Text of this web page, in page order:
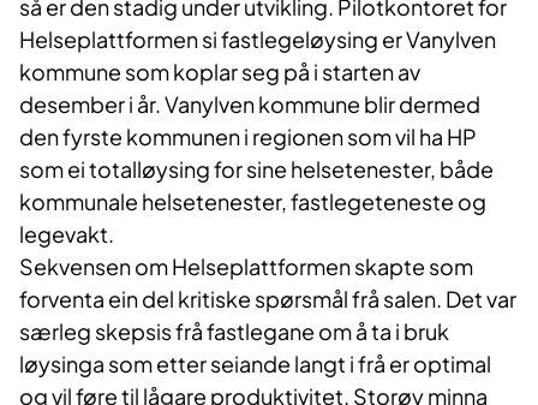
så er den stadig under utvikling. Pilotkontoret for
Helseplattformen si fastlegeløysing er Vanylven
kommune som koplar seg på i starten av
desember i år. Vanylven kommune blir dermed
den fyrste kommunen i regionen som vil ha HP
som ei totalløysing for sine helsetenester, både
kommunale helsetenester, fastlegeteneste og
legevakt.
Sekvensen om Helseplattformen skapte som
forventa ein del kritiske spørsmål frå salen. Det var
særleg skepsis frå fastlegane om å ta i bruk
løysinga som etter seiande langt i frå er optimal
og vil føre til lågare produktivitet. Storøy minna